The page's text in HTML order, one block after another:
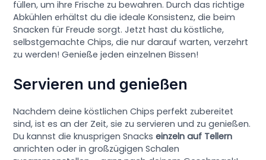
füllen, um ihre Frische zu bewahren. Durch das richtige
Abkühlen erhältst du die ideale Konsistenz, die beim
Snacken für Freude sorgt. Jetzt hast du köstliche,
selbstgemachte Chips, die nur darauf warten, verzehrt
zu werden! Genieße jeden einzelnen Bissen!
Servieren und genießen
Nachdem deine köstlichen Chips perfekt zubereitet
sind, ist es an der Zeit, sie zu servieren und zu genießen.
Du kannst die knusprigen Snackseinzeln auf Tellern
anrichten oder in großzügigen Schalen